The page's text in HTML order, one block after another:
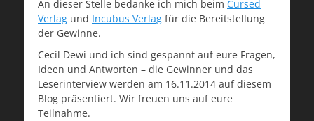
An dieser Stelle bedanke ich mich beim Cursed
Verlag und Incubus Verlag für die Bereitstellung
der Gewinne.
Cecil Dewi und ich sind gespannt auf eure Fragen,
Ideen und Antworten – die Gewinner und das
Leserinterview werden am 16.11.2014 auf diesem
Blog präsentiert. Wir freuen uns auf eure
Teilnahme.